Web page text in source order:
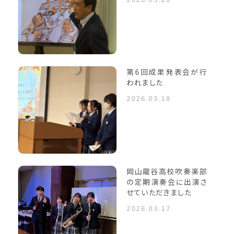
第6回成果発表会が行
われました
2026.03.18
岡山龍谷高校吹奏楽部
の定期演奏会に出演さ
せていただきました
2026.03.17